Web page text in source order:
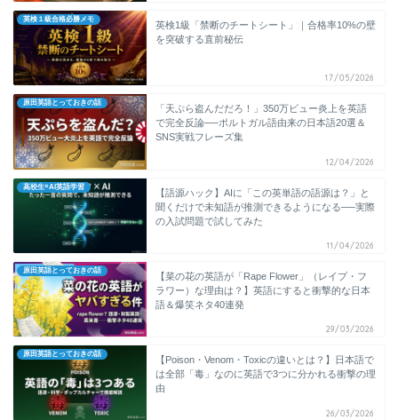
英検１級合格必勝メモ
英検1級「禁断のチートシート」｜合格率10%の壁
を突破する直前秘伝
17/05/2026
原田英語とっておきの話
「天ぷら盗んだだろ！」350万ビュー炎上を英語
で完全反論──ポルトガル語由来の日本語20選＆
SNS実戦フレーズ集
12/04/2026
高校生×AI英語学習
【語源ハック】AIに「この英単語の語源は？」と
聞くだけで未知語が推測できるようになる──実際
の入試問題で試してみた
11/04/2026
原田英語とっておきの話
【菜の花の英語が「Rape Flower」（レイプ・フ
ラワー）な理由は？】英語にすると衝撃的な日本
語＆爆笑ネタ40連発
29/03/2026
原田英語とっておきの話
【Poison・Venom・Toxicの違いとは？】日本語で
は全部「毒」なのに英語で3つに分かれる衝撃の理
由
26/03/2026